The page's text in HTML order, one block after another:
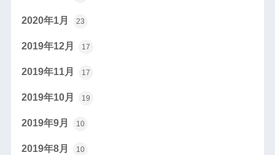
2020年1月 23
2019年12月 17
2019年11月 17
2019年10月 19
2019年9月 10
2019年8月 10